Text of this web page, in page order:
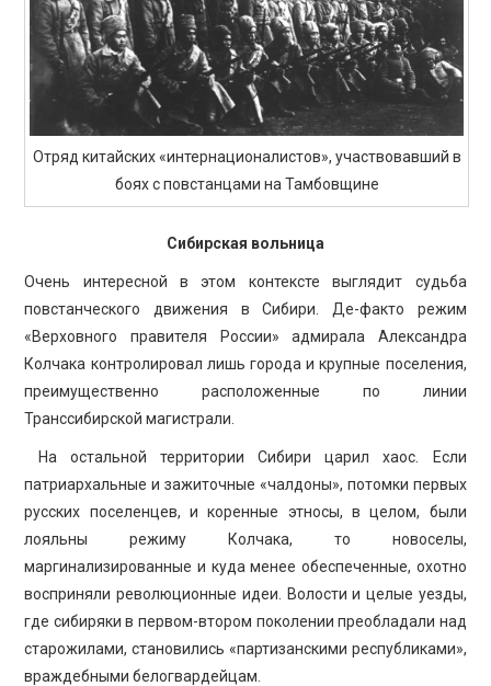
Отряд китайских «интернационалистов», участвовавший в
боях с повстанцами на Тамбовщине
Сибирская вольница
Очень интересной в этом контексте выглядит судьба
повстанческого движения в Сибири. Де-факто режим
«Верховного правителя России» адмирала Александра
Колчака контролировал лишь города и крупные поселения,
преимущественно расположенные по линии
Транссибирской магистрали.
На остальной территории Сибири царил хаос. Если
патриархальные и зажиточные «чалдоны», потомки первых
русских поселенцев, и коренные этносы, в целом, были
лояльны режиму Колчака, то новоселы,
маргинализированные и куда менее обеспеченные, охотно
восприняли революционные идеи. Волости и целые уезды,
где сибиряки в первом-втором поколении преобладали над
старожилами, становились «партизанскими республиками»,
враждебными белогвардейцам.